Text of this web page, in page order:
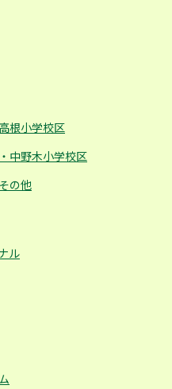
根小学校区
中野木小学校区
の他
ル